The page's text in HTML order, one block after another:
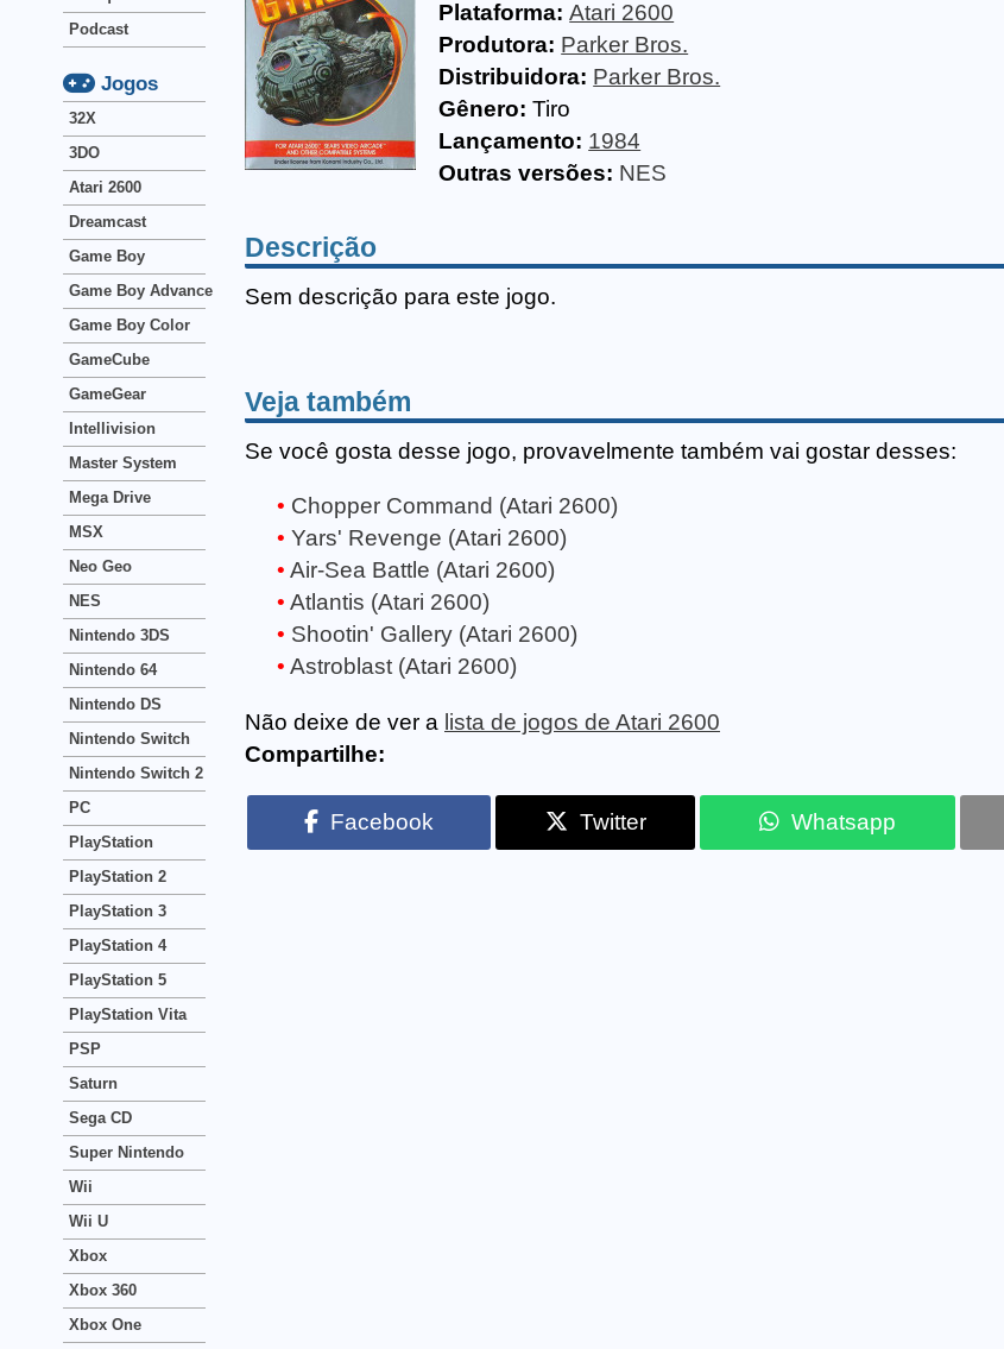
Plataforma: Atari 2600
Produtora: Parker Bros.
Distribuidora: Parker Bros.
Gênero: Tiro
Lançamento: 1984
Outras versões: NES
Descrição
Sem descrição para este jogo.
Veja também
Se você gosta desse jogo, provavelmente também vai gostar desses:
Chopper Command (Atari 2600)
Yars' Revenge (Atari 2600)
Air-Sea Battle (Atari 2600)
Atlantis (Atari 2600)
Shootin' Gallery (Atari 2600)
Astroblast (Atari 2600)
Não deixe de ver a lista de jogos de Atari 2600
Compartilhe:
Facebook Twitter Whatsapp
Podcast
Jogos
32X
3DO
Atari 2600
Dreamcast
Game Boy
Game Boy Advance
Game Boy Color
GameCube
GameGear
Intellivision
Master System
Mega Drive
MSX
Neo Geo
NES
Nintendo 3DS
Nintendo 64
Nintendo DS
Nintendo Switch
Nintendo Switch 2
PC
PlayStation
PlayStation 2
PlayStation 3
PlayStation 4
PlayStation 5
PlayStation Vita
PSP
Saturn
Sega CD
Super Nintendo
Wii
Wii U
Xbox
Xbox 360
Xbox One